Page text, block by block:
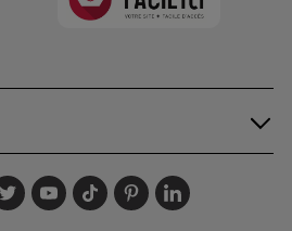
nous sur
nous sur
Suivez-nous sur
Suivez-nous
Suivez-nous
Suivez-